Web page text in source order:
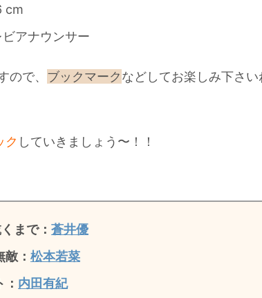
cm
アナウンサー
ので、 ブックマークなどしてお楽しみ下さ
ク していきましょう〜！！
まで： 蒼井優
敵 ： 松本若菜
： 内田有紀